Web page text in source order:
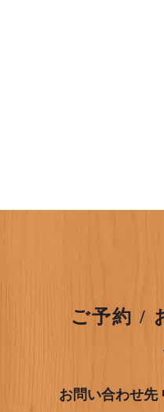
ご予約 /
お問い合わせ先